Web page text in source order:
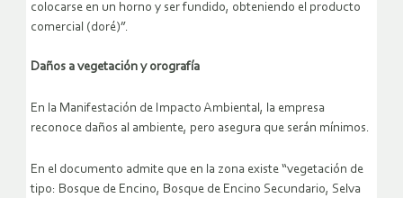
colocarse en un horno y ser fundido, obteniendo el producto
comercial (doré)”.
Daños a vegetación y orografía
En la Manifestación de Impacto Ambiental, la empresa
reconoce daños al ambiente, pero asegura que serán mínimos.
En el documento admite que en la zona existe “vegetación de
tipo: Bosque de Encino, Bosque de Encino Secundario, Selva